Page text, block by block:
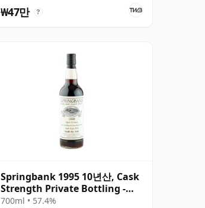
₩47만 ?
Springbank 1995 10년산, Cask
Strength Private Bottling -
Port Cask #446
700ml • 57.4%